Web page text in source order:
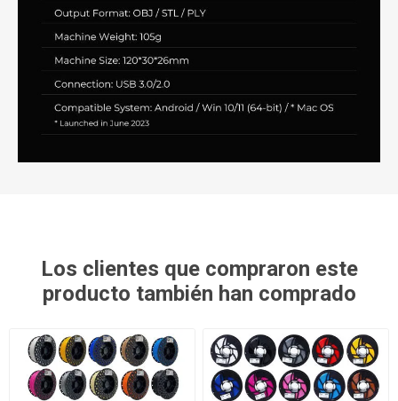
Los clientes que compraron este
producto también han comprado